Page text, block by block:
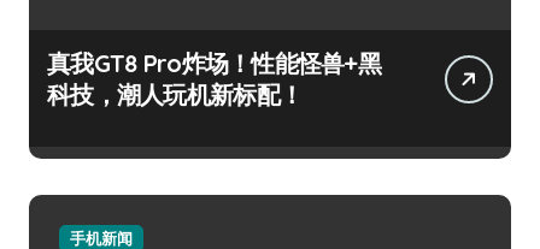
真我GT8 Pro炸场！性能怪兽+黑
科技，潮人玩机新标配！
手机新闻